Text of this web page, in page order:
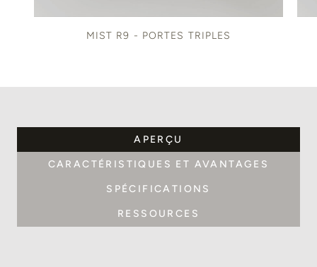
MIST R9 - PORTES TRIPLES
APERÇU
CARACTÉRISTIQUES ET AVANTAGES
SPÉCIFICATIONS
RESSOURCES